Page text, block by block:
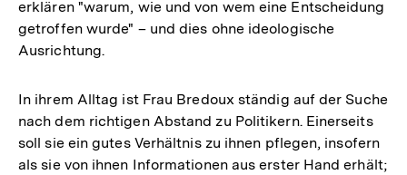
erklären "warum, wie und von wem eine Entscheidung
getroffen wurde" – und dies ohne ideologische
Ausrichtung.
In ihrem Alltag ist Frau Bredoux ständig auf der Suche
nach dem richtigen Abstand zu Politikern. Einerseits
soll sie ein gutes Verhältnis zu ihnen pflegen, insofern
als sie von ihnen Informationen aus erster Hand erhält;